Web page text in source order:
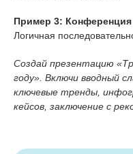
Пример 3:
Логичная
Создай презентацию
году». Включи вводный
ключевые тренды,
кейсов, заключение с